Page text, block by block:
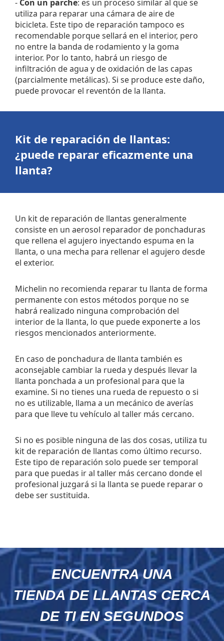
- Con un parche: es un proceso similar al que se
utiliza para reparar una cámara de aire de
bicicleta. Este tipo de reparación tampoco es
recomendable porque sellará en el interior, pero
no entre la banda de rodamiento y la goma
interior. Por lo tanto, habrá un riesgo de
infiltración de agua y de oxidación de las capas
(parcialmente metálicas). Si se produce este daño,
puede provocar el reventón de la llanta.
Kit de reparación de llantas:
¿puede reparar eficazmente una
llanta?
Un kit de reparación de llantas generalmente
consiste en un aerosol reparador de ponchaduras
que rellena el agujero inyectando espuma en la
llanta, o una mecha para rellenar el agujero desde
el exterior.
Michelin no recomienda reparar tu llanta de forma
permanente con estos métodos porque no se
habrá realizado ninguna comprobación del
interior de la llanta, lo que puede exponerte a los
riesgos mencionados anteriormente.
En caso de ponchadura de llanta también es
aconsejable cambiar la rueda y después llevar la
llanta ponchada a un profesional para que la
examine. Si no tienes una rueda de repuesto o si
no es utilizable, llama a un mecánico de averías
para que lleve tu vehículo al taller más cercano.
Si no es posible ninguna de las dos cosas, utiliza tu
kit de reparación de llantas como último recurso.
Este tipo de reparación solo puede ser temporal
para que puedas ir al taller más cercano donde el
profesional juzgará si la llanta se puede reparar o
debe ser sustituida.
ENCUENTRA UNA
TIENDA DE LLANTAS CERCA
DE TI EN SEGUNDOS